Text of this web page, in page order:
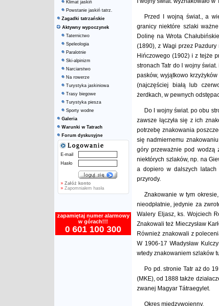
Klimat jaskiń
Powstanie jaskiń tatrz.
Zagadki tatrzańskie
Aktywny wypoczynek
Taternictwo
Speleologia
Paralotnie
Ski-alpinizm
Narciarstwo
Na rowerze
Turystyka jaskiniowa
Trasy biegowe
Turystyka piesza
Sporty wodne
Galeria
Warunki w Tatrach
Forum dyskusyjne
E-mail
Hasło
» Załóż konto
»Zapomniałem hasła
zapamiętaj numer alarmowy
w górach!!!
0 601 100 300
Przed I wojną świat., a
granicy niektóre szlaki
Dolinę na Wrota
(1890), z Wagi przez
Hińczowego (1902) i z tejże
stronach Tatr do I wojny
pasków, wyjątkowo
(najczęściej białą lub
żerdkach, w pewnych
Do I wojny świat. po obu
zawsze łączyła się z ich
potrzebę znakowania
się nadmiernemu
góry przeważnie pod wodzą
niektórych szlaków, np. na
a dopiero w dalszych latach
przyrody.
Znakowanie w tym
nieodpłatnie, jedynie za
Walery Eljasz, ks. Wojciech
Znakowali też Mieczysław
Również znakowali z
W 1906-17 Władysław
wtedy znakowaniem szlaków
Po pd. stronie Tatr aż do
(MKE), od 1888 także
zwanej Magyar Tátraegylet.
Okres międzywojenny.